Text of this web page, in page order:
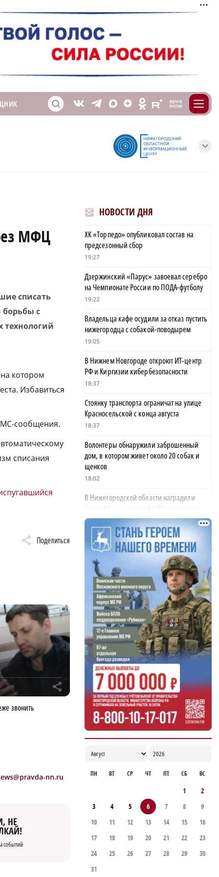
S V T X Z O E m
с
МФЦ
списать
борьбы с
котором
Избавиться
сообщения.
списания
Поделиться
r
звонить
nn.ru
НЕ
событий
НОВОСТИ ДНЯ
ХК «Торпедо» опубликовал состав на
предсезонный сбор
19:27
Дзержинский «Парус» завоевал серебро
на Чемпионате России по ПОДА-футболу
19:22
Владельца кафе осудили за отказ пустить
нижегородца с собакой-поводырем
19:05
В Нижнем Новгороде откроют ИТ-центр
РФ и Киргизии кибербезопасности
18:37
Стоянку транспорта ограничат на улице
Красносельской с конца августа
18:37
Волонтеры обнаружили заброшенный
дом, в котором живет около 20 собак и
щенков
18:02
В Нижегородской области наградили
более 40 организаций к Дню строителя
17:57
Садыр Жапаров и Глеб Никитин провели
рабочую встречу в Киргизии
17:38
Названы причины и последствия
инцидента с сельскохозяйственными
дронами в Ворсме
17:29
Модель «ФОК на Родионова» вошла в
число лучших на ТИМ-ЛИДЕРЫ 2025/26
17:19
ПН ВТ СР ЧТ ПТ СБ ВС
1
2
3
4 5 6 7 8
9
10
11 12 13 14 15
16
17
18 19 20 21 22
23
24
25 26 27 28 29
30
31